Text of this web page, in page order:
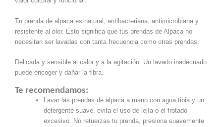
Tu prenda de alpaca es natural, antibacteriana, antimicrobiana y
resistente al olor. Esto significa que tus prendas de Alpaca no
necesitan ser lavadas con tanta frecuencia como otras prendas.
Delicada y sensible al calor y a la agitación. Un lavado inadecuado
puede encoger y dañar la fibra.
Te recomendamos:
Lavar las prendas de alpaca a mano con agua tibia y un
detergente suave, evita el uso de lejía o el frotado
excesivo. No retuerzas tu prenda, presiona suavemente